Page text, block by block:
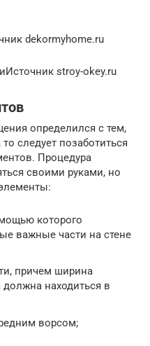
dekormyhome.ru
stroy-okey.ru
определился с тем,
следует позаботиться
Процедура
своими руками, но
которого
важные части на стене
причем ширина
должна находиться в
ворсом;